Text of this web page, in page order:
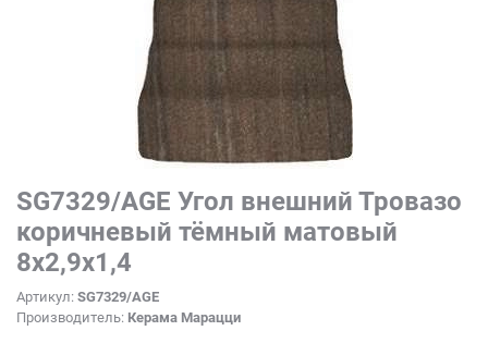
SG7329/AGE Угол внешний Тровазо
коричневый тёмный матовый
8x2,9x1,4
Артикул: SG7329/AGE
Производитель: Керама Марацци